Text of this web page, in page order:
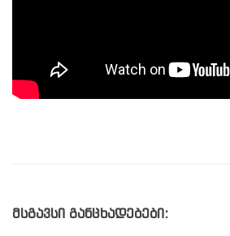
მსგავსი განცხადებები: